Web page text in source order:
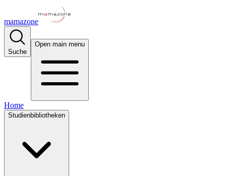
mamazone
Suche
Open main menu
Home
Studienbibliotheken